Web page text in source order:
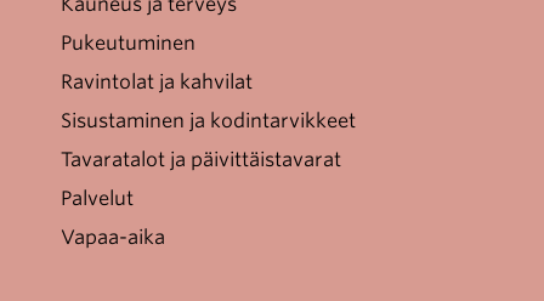
Pukeutuminen
Ravintolat ja kahvilat
Sisustaminen ja kodintarvikkeet
Tavaratalot ja päivittäistavarat
Palvelut
Vapaa-aika